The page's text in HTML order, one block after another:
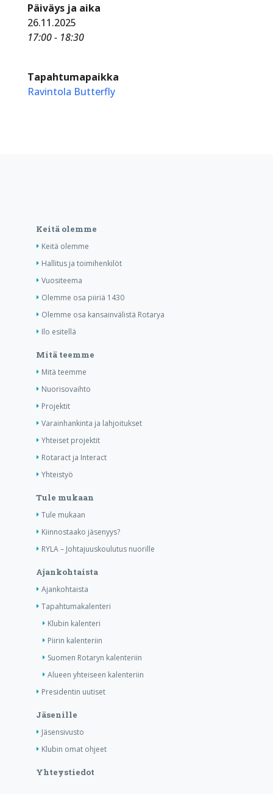
Päiväys ja aika
26.11.2025
17:00 - 18:30
Tapahtumapaikka
Ravintola Butterfly
Keitä olemme
Keitä olemme
Hallitus ja toimihenkilöt
Vuositeema
Olemme osa piiriä 1430
Olemme osa kansainvälistä Rotarya
Ilo esitellä
Mitä teemme
Mitä teemme
Nuorisovaihto
Projektit
Varainhankinta ja lahjoitukset
Yhteiset projektit
Rotaract ja Interact
Yhteistyö
Tule mukaan
Tule mukaan
Kiinnostaako jäsenyys?
RYLA – Johtajuuskoulutus nuorille
Ajankohtaista
Ajankohtaista
Tapahtumakalenteri
Klubin kalenteri
Piirin kalenteriin
Suomen Rotaryn kalenteriin
Alueen yhteiseen kalenteriin
Presidentin uutiset
Jäsenille
Jäsensivusto
Klubin omat ohjeet
Yhteystiedot